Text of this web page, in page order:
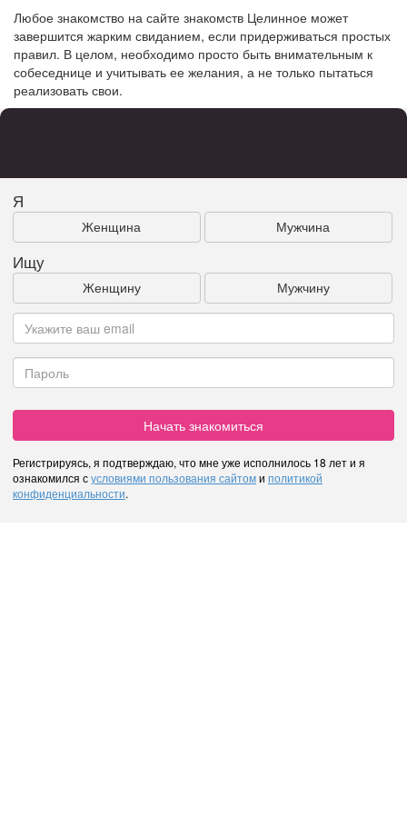
Любое знакомство на сайте знакомств Целинное может
завершится жарким свиданием, если придерживаться простых
правил. В целом, необходимо просто быть внимательным к
собеседнице и учитывать ее желания, а не только пытаться
реализовать свои.
Я
Женщина Мужчина
Ищу
Женщину Мужчину
Начать знакомиться
Регистрируясь, я подтверждаю, что мне уже исполнилось 18 лет и я
ознакомился сусловиями пользования сайтоми политикой
конфиденциальности.